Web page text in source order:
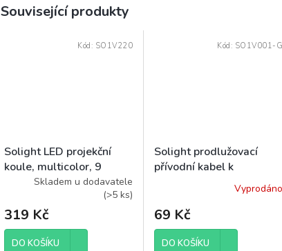
Související produkty
Solight LED projekční
koule, multicolor, 9
režimů, otáčení, USB, 4x
Skladem u dodavatele
(>5 ks)
319 Kč
DO KOŠÍKU
Kód: SO1V220
Solight prodlužovací
přívodní kabel k
vánočním řetězům, 5m
Vyprodáno
69 Kč
DO KOŠÍKU
Kód: SO1V001-G